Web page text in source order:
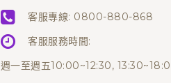
客服專線: 0800-880-868
客服服務時間:
週一至週五10:00~12:30,